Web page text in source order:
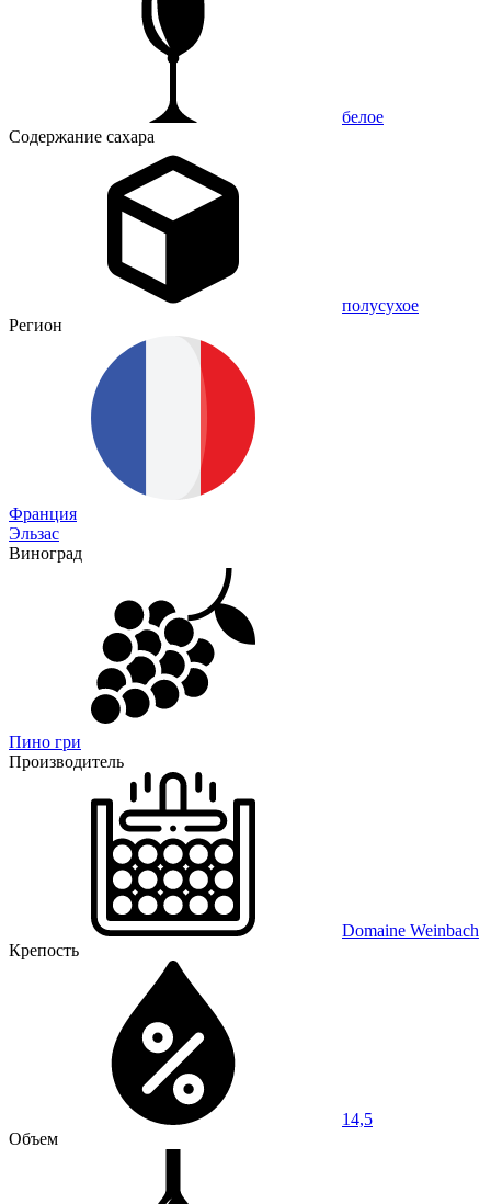
белое
Содержание сахара
полусухое
Регион
Франция
Эльзас
Виноград
Пино гри
Производитель
Domaine Weinbach
Крепость
14,5
Объем